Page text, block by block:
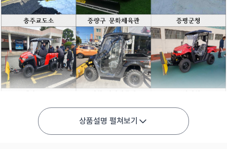
상품설명 펼쳐보기